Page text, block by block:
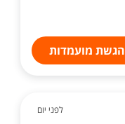
הגשת מועמדות
לפני יום